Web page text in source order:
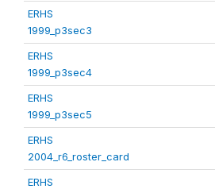
ERHS
1999_p3sec3
ERHS
1999_p3sec4
ERHS
1999_p3sec5
ERHS
2004_r6_roster_card
ERHS